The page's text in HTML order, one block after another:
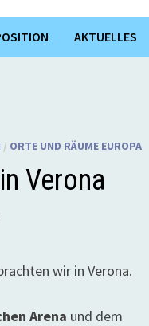
AKTUELLES
/ ORTE UND RÄUME EUROPA
Verona
wir in Verona.
Arena und dem